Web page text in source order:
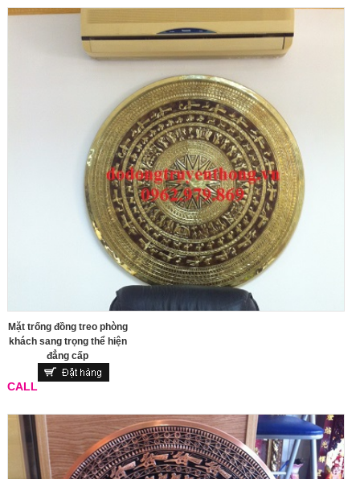
Mặt trống đồng treo phòng
khách sang trọng thể hiện
đẳng cấp
CALL